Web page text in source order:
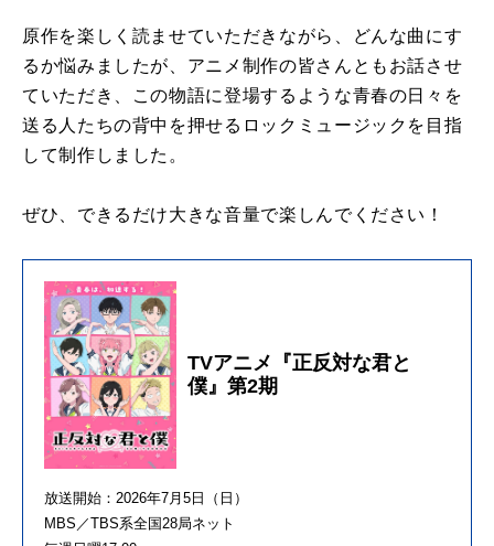
原作を楽しく読ませていただきながら、どんな曲にす
るか悩みましたが、アニメ制作の皆さんともお話させ
ていただき、この物語に登場するような青春の日々を
送る人たちの背中を押せるロックミュージックを目指
して制作しました。
ぜひ、できるだけ大きな音量で楽しんでください！
TVアニメ『正反対な君と
僕』第2期
放送開始：2026年7月5日（日）
MBS／TBS系全国28局ネット